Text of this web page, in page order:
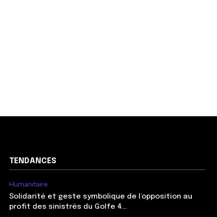
TENDANCES
Humanitaire
Solidarité et geste symbolique de l’opposition au
profit des sinistrés du Golfe 4…